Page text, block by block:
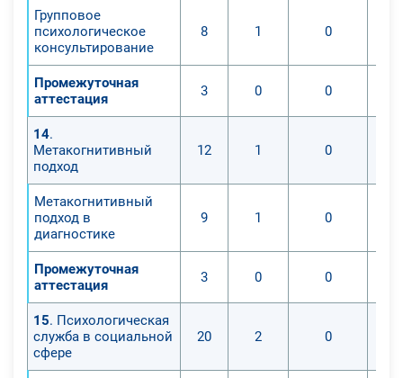
Групповое
психологическое
консультирование
8 1 0
Промежуточная
аттестация
3 0 0
14.
Метакогнитивный
подход
12 1 0
Метакогнитивный
подход в
диагностике
9 1 0
Промежуточная
аттестация
3 0 0
15. Психологическая
служба в социальной
сфере
20 2 0